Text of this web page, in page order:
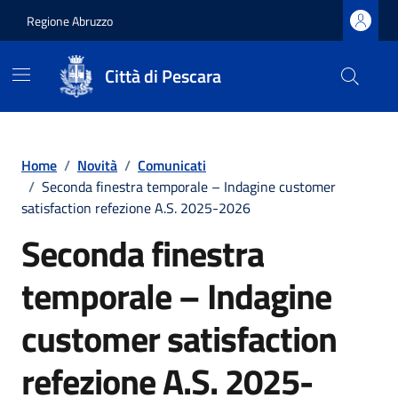
Regione Abruzzo
Città di Pescara
Home / Novità / Comunicati
/ Seconda finestra temporale – Indagine customer
satisfaction refezione A.S. 2025-2026
Seconda finestra
temporale – Indagine
customer satisfaction
refezione A.S. 2025-